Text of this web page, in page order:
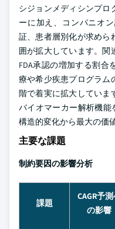
シジョンメディシンプロ
ーに加え、コンパニオ
証、患者層別化が求めら
囲が拡大しています。関
FDA承認の増加する割合
療や希少疾患プログラム
階で着実に拡大していま
バイオマーカー解析機能
構造的変化から最大の価
主要な課題
制約要因の影響分析
課題
CAGR予
の影響